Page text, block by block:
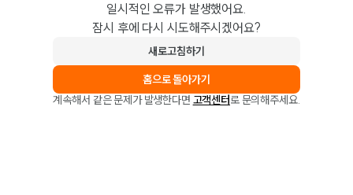
일시적인 오류가 발생했어요.
잠시 후에 다시 시도해주시겠어요?
새로고침하기
홈으로 돌아가기
계속해서 같은 문제가 발생한다면 고객센터로 문의해주세요.